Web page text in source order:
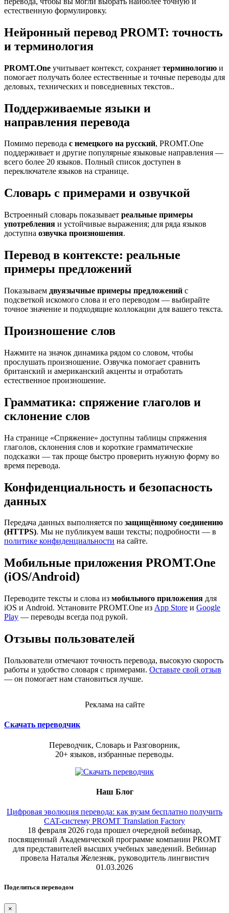
естественную формулировку.
Нейронный перевод PROMT: точность
и терминология
PROMT.One учитывает контекст, сохраняет терминологию и
помогает получать более естественные и точные переводы для
деловых, технических и повседневных текстов..
Поддерживаемые языки и
направления перевода
Помимо перевода с немецкого на русский, PROMT.One
поддерживает и другие популярные языковые направления —
всего более 20 языков. Полный список доступен в
переключателе языков на странице.
Словарь с примерами и озвучкой
Встроенный словарь показывает реальные примеры
употребления и устойчивые выражения; для ряда языков
доступна озвучка произношения.
Перевод в контексте: реальные
примеры предложений
Показываем двуязычные примеры предложений с
подсветкой искомого слова и его переводом — выбирайте
точное значение и подходящие коллокации для вашего текста.
Произношение слов
Нажмите на значок динамика рядом со словом, чтобы
прослушать произношение. Озвучка помогает сравнить
британский и американский акценты и отработать
естественное произношение.
Грамматика: спряжение глаголов и
склонение слов
На странице «Спряжение» доступны таблицы спряжения
глаголов, склонения слов и короткие грамматические
подсказки — так проще быстро проверить нужную форму во
время перевода.
Конфиденциальность и безопасность
данных
Передача данных выполняется по защищённому соединению
(HTTPS). Мы не публикуем ваши тексты; подробности — в
политике конфиденциальности на сайте.
Мобильные приложения PROMT.One
(iOS/Android)
Переводите тексты и слова из мобильного приложения для
iOS и Android. Установите PROMT.One из App Store и Google
Play — переводы всегда под рукой.
Отзывы пользователей
Пользователи отмечают точность перевода, высокую скорость
работы и удобство словаря с примерами. Оставьте свой отзыв
— он помогает нам становиться лучше.
Реклама на сайте
Скачать переводчик
Переводчик, Словарь и Разговорник,
20+ языков, избранные переводы.
Наш Блог
Цифровая эволюция перевода: как вузам бесплатно получить
CAT-систему PROMT Translation Factory
18 февраля 2026 года прошел очередной вебинар,
посвященный Академической программе компании PROMT
для представителей высших учебных заведений. Вебинар
провела Наталья Железняк, руководитель лингвистич
01.03.2026
Поделиться переводом
×